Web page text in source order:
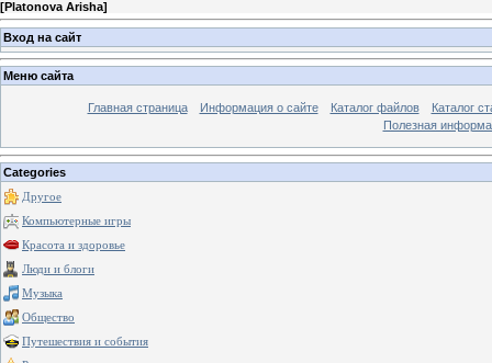
[Platonova Arisha]
Вход на сайт
Меню сайта
Главная страница Информация о сайте Каталог файлов
Каталог
Полезная
Categories
Другое
Компьютерные игры
Красота и здоровье
Люди и блоги
Музыка
Общество
Путешествия и события